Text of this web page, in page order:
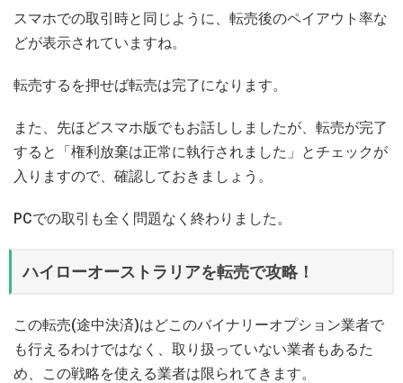
スマホでの取引時と同じように、転売後のペイアウト率な
どが表示されていますね。
転売するを押せば転売は完了になります。
また、先ほどスマホ版でもお話ししましたが、転売が完了
すると「権利放棄は正常に執行されました」とチェックが
入りますので、確認しておきましょう。
PCでの取引も全く問題なく終わりました。
ハイローオーストラリアを転売で攻略！
この転売(途中決済)はどこのバイナリーオプション業者で
も行えるわけではなく、取り扱っていない業者もあるた
め、この戦略を使える業者は限られてきます。